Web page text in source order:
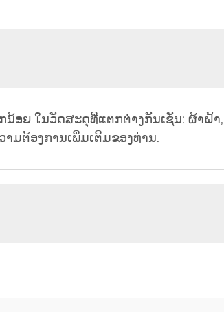
ອຍ ໃນວັດສະດຸທີ່ແຕກຕ່າງກັນເຊັ່ນ: ຜ້າຝ້າ
ມຕ້ອງການເພີ່ມເຕີມຂອງທ່ານ.